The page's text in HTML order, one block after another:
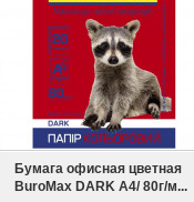
В избранное Сравнить
Бумага офисная цветная
BuroMax DARK A4/ 80г/м...